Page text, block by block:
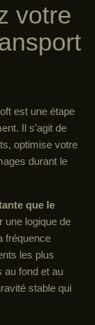
votre
est une étape
Il s’agit de
optimise votre
durant le
que le
une logique de
fréquence
les plus
au fond et au
stable qui